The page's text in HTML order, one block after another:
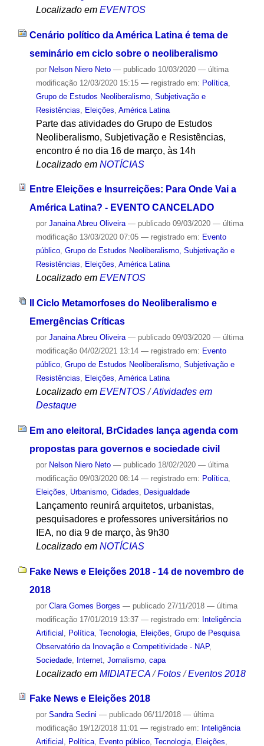
Localizado em EVENTOS
Cenário político da América Latina é tema de
seminário em ciclo sobre o neoliberalismo
por Nelson Niero Neto — publicado10/03/2020 — última
modificação12/03/2020 15:15 — registrado em: Política,
Grupo de Estudos Neoliberalismo, Subjetivação e
Resistências
Eleições América Latina
Parte das atividades do Grupo de Estudos
Neoliberalismo, Subjetivação e Resistências,
encontro é no dia 16 de março, às 14h
Localizado em NOTÍCIAS
Entre Eleições e Insurreições: Para Onde Vai a
América Latina? - EVENTO CANCELADO
por Janaina Abreu Oliveira — publicado09/03/2020 — última
modificação13/03/2020 07:05 — registrado em: Evento
público, Grupo de Estudos Neoliberalismo, Subjetivação e
Resistências, Eleições, América Latina
Localizado em EVENTOS
II Ciclo Metamorfoses do Neoliberalismo e
Emergências Críticas
por Janaina Abreu Oliveira — publicado09/03/2020 — última
modificação04/02/2021 13:14 — registrado em: Evento
público, Grupo de Estudos Neoliberalismo, Subjetivação e
Resistências, Eleições, América Latina
Localizado em EVENTOS /Atividades em
Destaque
Em ano eleitoral, BrCidades lança agenda com
propostas para governos e sociedade civil
por Nelson Niero Neto — publicado18/02/2020 — última
modificação09/03/2020 08:14 — registrado em: Política,
Eleições
Urbanismo, Cidades Desigualdade
Lançamento reunirá arquitetos, urbanistas,
pesquisadores e professores universitários no
IEA, no dia 9 de março, às 9h30
Localizado em NOTÍCIAS
Fake News e Eleições 2018 - 14 de novembro de
2018
por Clara Gomes Borges — publicado27/11/2018 — última
modificação17/01/2019 13:37 — registrado em: Inteligência
Artificial
Política, Tecnologia, Eleições Grupo de Pesquisa
Observatório da Inovação e Competitividade - NAP,
Sociedade, Internet, Jornalismo, capa
Localizado em MIDIATECA /Fotos /Eventos 2018
Fake News e Eleições 2018
por Sandra Sedini — publicado06/11/2018 — última
modificação19/12/2018 11:01 — registrado em: Inteligência
Artificial , Política, Evento público, Tecnologia, Eleições,